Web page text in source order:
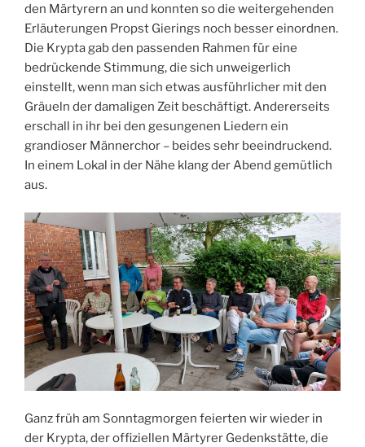
den Märtyrern an und konnten so die weitergehenden
Erläuterungen Propst Gierings noch besser einordnen.
Die Krypta gab den passenden Rahmen für eine
bedrückende Stimmung, die sich unweigerlich
einstellt, wenn man sich etwas ausführlicher mit den
Gräueln der damaligen Zeit beschäftigt. Andererseits
erschall in ihr bei den gesungenen Liedern ein
grandioser Männerchor – beides sehr beeindruckend.
In einem Lokal in der Nähe klang der Abend gemütlich
aus.
Ganz früh am Sonntagmorgen feierten wir wieder in
der Krypta, der offiziellen Märtyrer Gedenkstätte, die